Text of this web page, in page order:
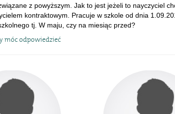
z powyższym. Jak to jest jeżeli to nayczyciel
kontraktowym. Pracuje w szkole od dnia
tj. W maju, czy na miesiąc przed?
móc odpowiedzieć